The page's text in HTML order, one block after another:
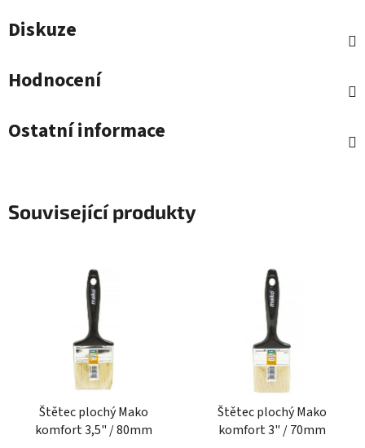
Diskuze
Hodnocení
Ostatní informace
Související produkty
Štětec plochý Mako
komfort 3,5" / 80mm
Štětec plochý Mako
komfort 3" / 70mm